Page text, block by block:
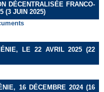
DÉCENTRALISÉE FRANCO-
(3 JUIN 2025)
LE 22 AVRIL 2025 (22
16 DÉCEMBRE 2024 (16